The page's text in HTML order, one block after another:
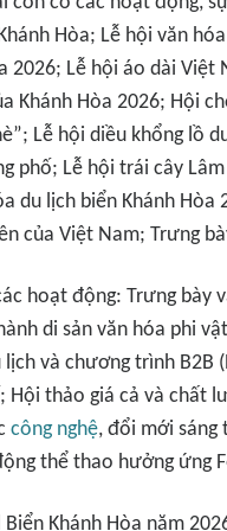
Hòa; Lễ hội văn
2026; Lễ hội áo dài Việt
Khánh Hòa 2026; Hội
Lễ hội diều khổng lồ
phố; Lễ hội trái cây
du lịch biển Khánh
của Việt Nam; Trưng
hoạt động: Trưng bày
di sản văn hóa phi
và chương trình B2B
Hội thảo giá cả và chất
công nghệ, đổi mới sáng
thể thao hưởng ứng
Biển Khánh Hòa năm